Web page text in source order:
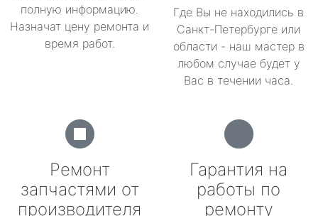
полную информацию.
Назначат цену ремонта и
время работ.
Где Вы не находились в
Санкт-Петербурге или
области - наш мастер в
любом случае будет у
Вас в течении часа.
Ремонт
запчастями от
производителя
Гарантия на
работы по
ремонту